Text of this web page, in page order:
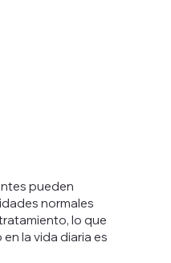
pueden
normales
lo que
la vida diaria es